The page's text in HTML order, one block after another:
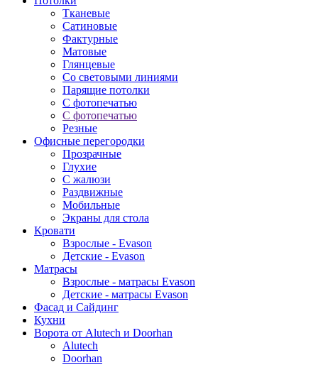
Тканевые
Сатиновые
Фактурные
Матовые
Глянцевые
Со световыми линиями
Парящие потолки
С фотопечатью
С фотопечатью
Резные
Офисные перегородки
Прозрачные
Глухие
С жалюзи
Раздвижные
Мобильные
Экраны для стола
Кровати
Взрослые - Evason
Детские - Evason
Матрасы
Взрослые - матрасы Evason
Детские - матрасы Evason
Фасад и Сайдинг
Кухни
Ворота от Alutech и Doorhan
Alutech
Doorhan